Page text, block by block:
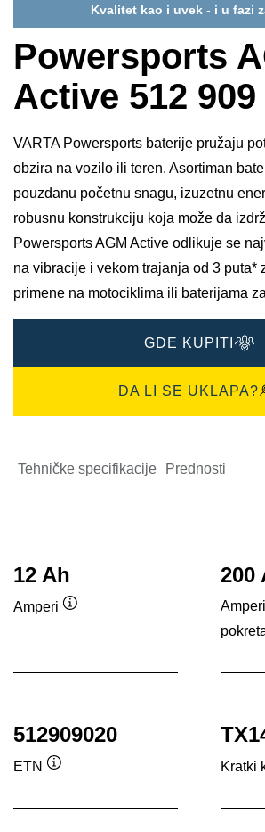
Kvalitet kao i uvek - i u fazi
Powersports
Active 512 909
VARTA Powersports baterije pružaju
obzira na vozilo ili teren. Asortiman
pouzdanu početnu snagu, izuzetnu
robusnu konstrukciju koja može da
Powersports AGM Active odlikuje se
na vibracije i vekom trajanja od 3 puta*
primene na motociklima ili baterijama
GDE KUPITI
DA LI SE UKLAPA?
Tehničke specifikacije Prednosti
12 Ah
Amperi
200
512909020
ETN
Kratki